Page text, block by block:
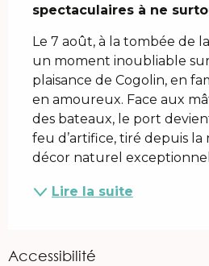
spectaculaires à ne
Le 7 août, à la tombée de
un moment inoubliable
plaisance de Cogolin, en
en amoureux. Face aux
des bateaux, le port
feu d’artifice, tiré depuis la
décor naturel
Lire la suite
Accessibilité